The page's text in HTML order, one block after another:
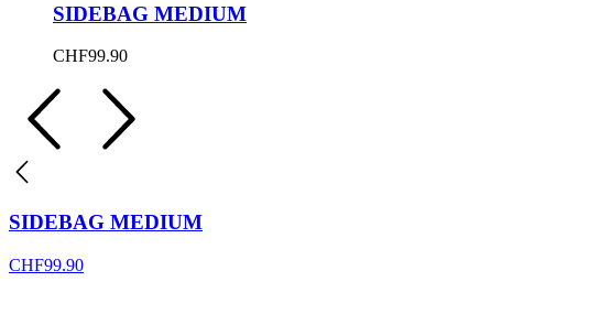
SIDEBAG MEDIUM
CHF99.90
SIDEBAG MEDIUM
CHF99.90